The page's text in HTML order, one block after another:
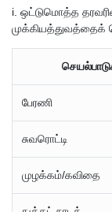
i. ஒட்டுமொத்த
முக்கியத்துவத்தைக்
பேரணி
சுவரொட்டி
முழக்கம்/கவிதை